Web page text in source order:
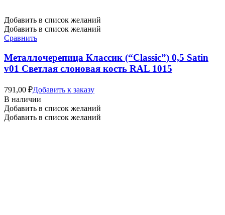
Добавить в список желаний
Добавить в список желаний
Сравнить
Металлочерепица Классик (“Classic”) 0,5 Satin
v01 Светлая слоновая кость RAL 1015
791,00 ₽Добавить к заказу
В наличии
Добавить в список желаний
Добавить в список желаний